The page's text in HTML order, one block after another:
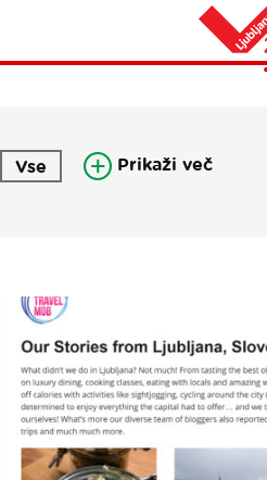
Domov
Pisma iz
Vse Prikaži več